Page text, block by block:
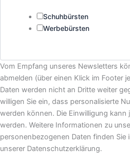
Schuhbürsten
Werbebürsten
Vom Empfang unseres Newsletters
abmelden (über einen Klick im Footer
Daten werden nicht an Dritte weiter
willigen Sie ein, dass personalisierte
werden können. Die Einwilligung kann
werden. Weitere Informationen zu
personenbezogenen Daten finden Sie
unserer Datenschutzerklärung.